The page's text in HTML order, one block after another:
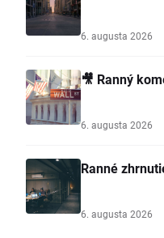
6. augusta 2026
🎥 Ranný
6. augusta 2026
Ranné
6. augusta 2026